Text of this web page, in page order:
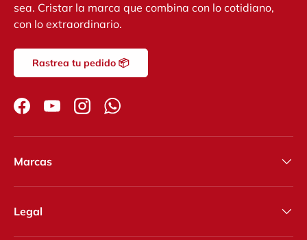
sea. Cristar la marca que combina con lo cotidiano,
con lo extraordinario.
Rastrea tu pedido 📦
FacebookYouTubeInstagramWhatsApp
Marcas
Legal